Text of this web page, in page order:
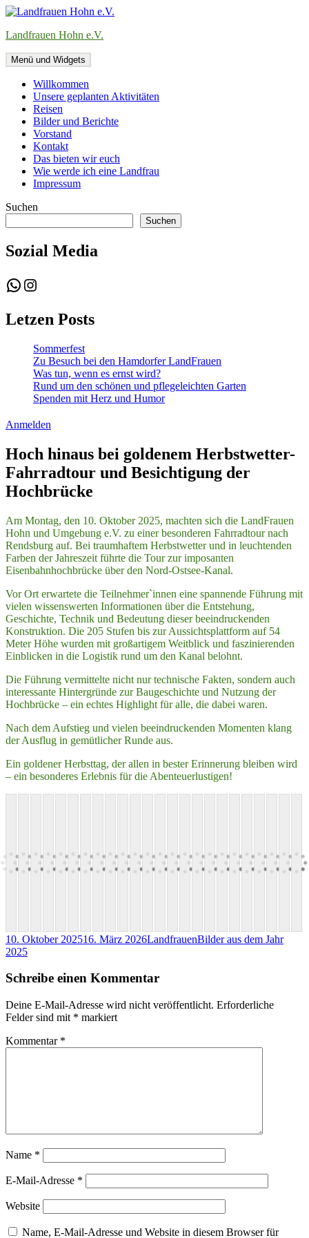
Zum
springen
Landfrauen Hohn e.V.
Menü und Widgets
Willkommen
Unsere geplanten Aktivitäten
Reisen
Bilder und Berichte
Vorstand
Kontakt
Das bieten wir euch
Wie werde ich eine Landfrau
Impressum
Suchen
Suchen
Sozial Media
WhatsApp
Instagram
Letzen Posts
Sommerfest
Zu Besuch bei den Hamdorfer LandFrauen
Was tun, wenn es ernst wird?
Rund um den schönen und pflegeleichten Garten
Spenden mit Herz und Humor
Anmelden
Hoch hinaus bei goldenem Herbstwetter-
Fahrradtour und Besichtigung der
Hochbrücke
Am Montag, den 10. Oktober 2025, machten sich die LandFrauen
Hohn und Umgebung e.V. zu einer besonderen Fahrradtour nach
Rendsburg auf. Bei traumhaftem Herbstwetter und in leuchtenden
Farben der Jahreszeit führte die Tour zur imposanten
Eisenbahnhochbrücke über den Nord-Ostsee-Kanal.
Vor Ort erwartete die Teilnehmer`innen eine spannende Führung mit
vielen wissenswerten Informationen über die Entstehung,
Geschichte, Technik und Bedeutung dieser beeindruckenden
Konstruktion. Die 205 Stufen bis zur Aussichtsplattform auf 54
Meter Höhe wurden mit großartigem Weitblick und faszinierenden
Einblicken in die Logistik rund um den Kanal belohnt.
Die Führung vermittelte nicht nur technische Fakten, sondern auch
interessante Hintergründe zur Baugeschichte und Nutzung der
Hochbrücke – ein echtes Highlight für alle, die dabei waren.
Nach dem Aufstieg und vielen beeindruckenden Momenten klang
der Ausflug in gemütlicher Runde aus.
Ein goldener Herbsttag, der allen in bester Erinnerung bleiben wird
– ein besonderes Erlebnis für die Abenteuerlustigen!
Veröffentlicht
am
10. Oktober 202516. März 2026Autor
LandfrauenKategorien
Bilder aus dem Jahr
2025
Schreibe einen Kommentar
Deine E-Mail-Adresse wird nicht veröffentlicht. Erforderliche
Felder sind mit * markiert
Kommentar *
Name *
E-Mail-Adresse *
Website
Name, E-Mail-Adresse und Website in diesem Browser für